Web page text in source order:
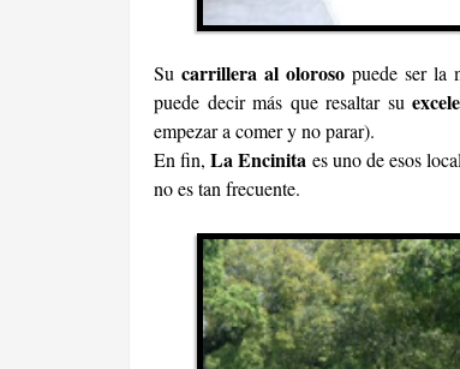
Su carrillera al olorosopuede ser la
puede decir más que resaltar su
empezar a comer y no parar).
En fin,La Encinita es uno de esos
no es tan frecuente.